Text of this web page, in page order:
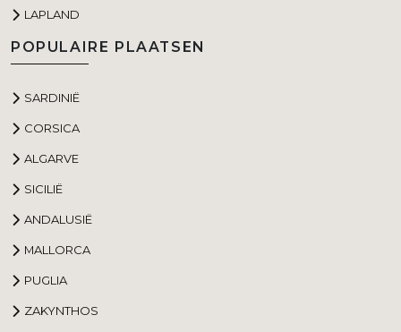
LAPLAND
POPULAIRE PLAATSEN
SARDINIË
CORSICA
ALGARVE
SICILIË
ANDALUSIË
MALLORCA
PUGLIA
ZAKYNTHOS